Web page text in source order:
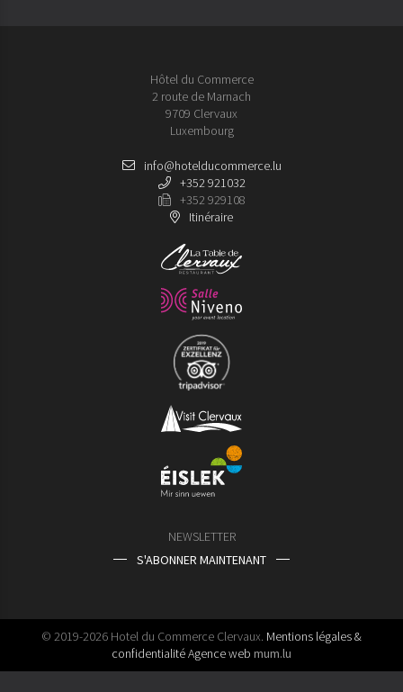
Hôtel du Commerce
2 route de Marnach
9709 Clervaux
Luxembourg
info@hotelducommerce.lu
+352 921032
+352 929108
Itinéraire
NEWSLETTER
S'ABONNER MAINTENANT
© 2019-2026 Hotel du Commerce Clervaux. Mentions légales &
confidentialitéAgence web mum.lu